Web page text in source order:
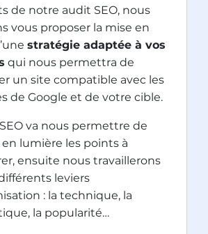
de notre audit SEO, nous
vous proposer la mise en
stratégie adaptée à vos
qui nous permettra de
un site compatible avec les
de Google et de votre cible.
SEO va nous permettre de
lumière les points à
ensuite nous travaillerons
leviers
: la technique, la
la popularité…